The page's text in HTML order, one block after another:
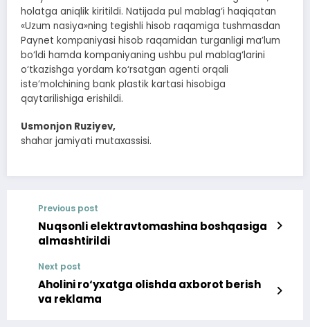
holatga aniqlik kiritildi. Natijada pul mablag‘i haqiqatan
«Uzum nasiya»ning tegishli hisob raqamiga tushmasdan
Paynet kompaniyasi hisob raqamidan turganligi ma’lum
bo‘ldi hamda kompaniyaning ushbu pul mablag‘larini
o‘tkazishga yordam ko‘rsatgan agenti orqali
iste’molchining bank plastik kartasi hisobiga
qaytarilishiga erishildi.
Usmonjon Ruziyev,
shahar jamiyati mutaxassisi.
Previous post
Nuqsonli elektravtomashina boshqasiga
almashtirildi
Next post
Aholini ro‘yxatga olishda axborot berish
va reklama